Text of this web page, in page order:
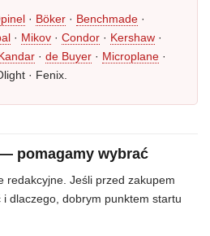
· Böker· Benchmade·
· Mikov· Condor· Kershaw·
· de Buyer· Microplane·
· Fenix.
pomagamy wybrać
redakcyjne. Jeśli przed zakupem
dlaczego, dobrym punktem startu